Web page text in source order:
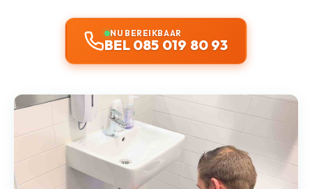
NU BEREIKBAAR
BEL 085 019 80 93